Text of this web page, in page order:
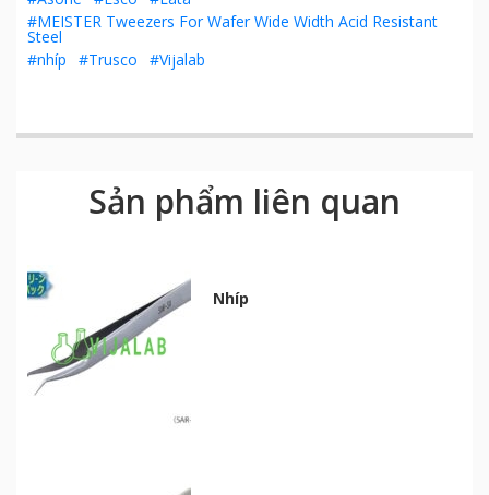
#MEISTER Tweezers For Wafer Wide Width Acid Resistant
Steel
#nhíp
#Trusco #Vijalab
Sản phẩm liên quan
Nhíp